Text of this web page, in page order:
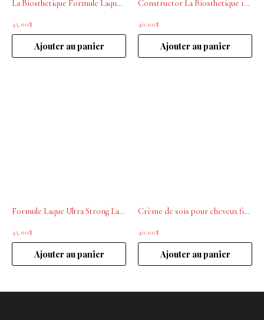
La Biosthetique Formule Laque grande tenue 300 ml
45.00$
Ajouter au panier
Constructor La Biosthetique 100 ml
40.00$
Ajouter au panier
Formule Laque Ultra Strong La Biosthetique 300 ml
45.00$
Ajouter au panier
Crème de sois pour cheveux fins La Biosthetique 100ml
40.00$
Ajouter au panier